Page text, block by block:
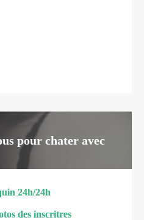
pour chater avec
24h/24h
des inscritres